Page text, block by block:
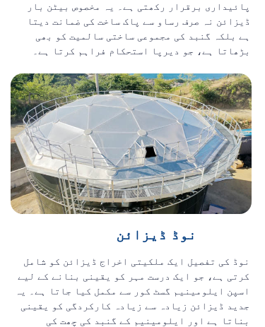
پائیداری برقرار رکھتی ہے۔ یہ مخصوص بیٹن بار
ڈیزائن نہ صرف رساو سے پاک ساخت کی ضمانت دیتا
ہے بلکہ گنبد کی مجموعی ساختی سالمیت کو بھی
بڑھاتا ہے، جو دیرپا استحکام فراہم کرتا ہے۔
نوڈ ڈیزائن
نوڈ کی تفصیل ایک ملکیتی اخراج ڈیزائن کو شامل
کرتی ہے، جو ایک درست مہر کو یقینی بنانے کے لیے
اسپن ایلومینیم گسٹ کور سے مکمل کیا جاتا ہے۔ یہ
جدید ڈیزائن زیادہ سے زیادہ کارکردگی کو یقینی
بناتا ہے اور ایلومینیم کے گنبد کی چھت کی